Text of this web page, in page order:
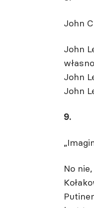
John
John
John
John
9.
No